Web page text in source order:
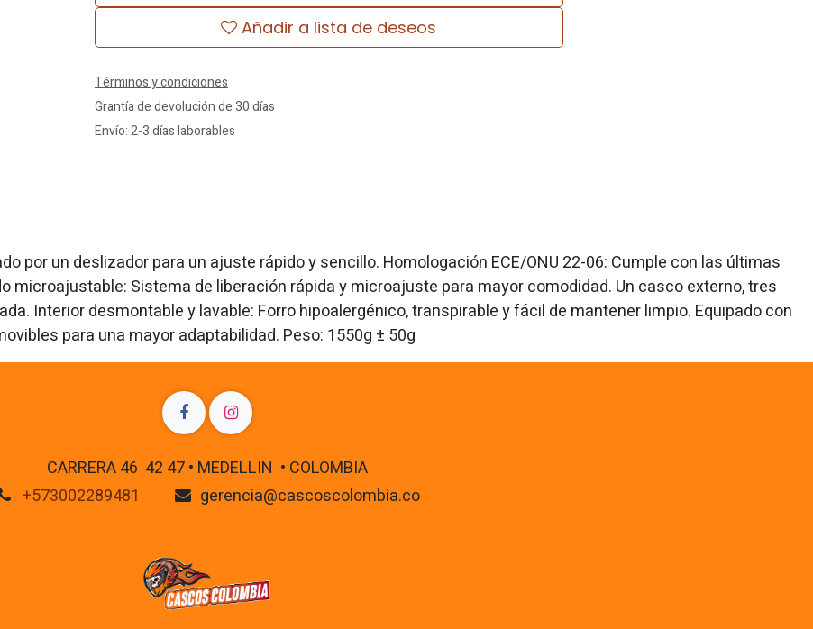
Añadir a lista de deseos
Términos y condiciones
Grantía de devolución de 30 días
Envío: 2-3 días laborables
por un deslizador para un ajuste rápido y sencillo. Homologación ECE/ONU 22-06: Cumple con las últimas
microajustable: Sistema de liberación rápida y microajuste para mayor comodidad. Un casco externo, tres
Interior desmontable y lavable: Forro hipoalergénico, transpirable y fácil de mantener limpio. Equipado con
para una mayor adaptabilidad. Peso: 1550g ± 50g
CARRERA 46 42 47 • MEDELLIN • COLOMBIA
+573002289481
gerencia@cascoscolombia.co